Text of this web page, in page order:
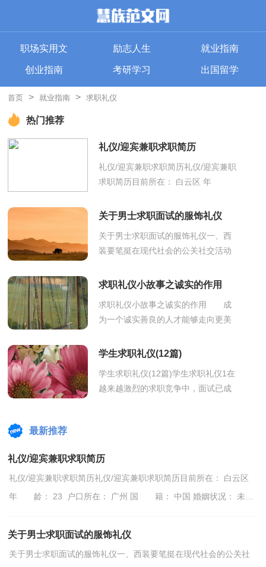
职场实用文 励志人生 就业指南
创业指南 考研学习 出国留学
首页 > 就业指南 > 求职礼仪
热门推荐
礼仪/迎宾兼职求职简历
礼仪/迎宾兼职求职简历礼仪/迎宾兼职
求职简历目前所在： 白云区 年
中国 婚姻状况： 未婚 民 族： 汉
关于男士求职面试的服饰礼仪
关于男士求职面试的服饰礼仪一、西
装要笔挺在现代社会的公关社交活动
职业男士的正规服饰，就求职面试活
求职礼仪小故事之诚实的作用
求职礼仪小故事之诚实的作用 成
为一个诚实善良的人才能够走向更美
作用。下面是YJBYS小编整理的求职
学生求职礼仪(12篇)
学生求职礼仪(12篇)学生求职礼仪1在
越来越激烈的求职竞争中，面试已成
最新推荐
礼仪/迎宾兼职求职简历
礼仪/迎宾兼职求职简历礼仪/迎宾兼职求职简历目前所在： 白云区
年 龄： 23 户口所在： 广州 国 籍： 中国 婚姻状况： 未婚
关于男士求职面试的服饰礼仪
关于男士求职面试的服饰礼仪一、西装要笔挺在现代社会的公关社